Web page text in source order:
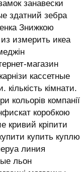
занавески
здатний зебра
Знижкою
измерить икеа
магазин
кассетные
кількість кімнати.
кольорів компанії
коробкою
кривий кріпити
купить куплю
линия
льон